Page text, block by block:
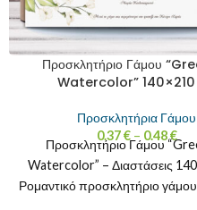
Προσκλητήριο Γάμου
Watercolor” 140×210
Προσκλητήρια Γάμου
0.37€ – 0.48€
Προσκλητήριο Γάμου
Watercolor” – Διαστάσεις
Ρομαντικό προσκλητήριο